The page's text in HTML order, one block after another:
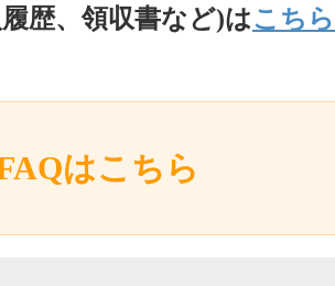
歴、領収書など)はこちら
はこちら